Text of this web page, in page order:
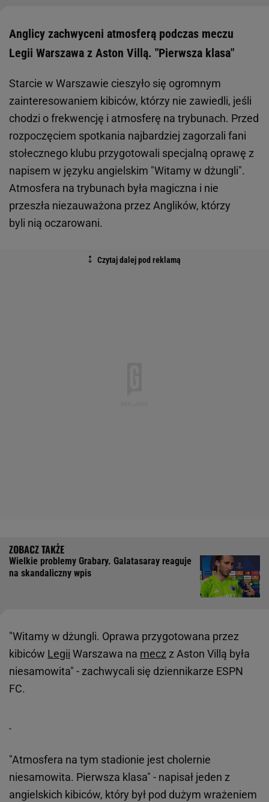
Anglicy zachwyceni atmosferą podczas meczu
Legii Warszawa z Aston Villą. "Pierwsza klasa"
Starcie w Warszawie cieszyło się ogromnym
zainteresowaniem kibiców, którzy nie zawiedli, jeśli
chodzi o frekwencję i atmosferę na trybunach. Przed
rozpoczęciem spotkania najbardziej zagorzali fani
stołecznego klubu przygotowali specjalną oprawę z
napisem w języku angielskim "Witamy w dżungli".
Atmosfera na trybunach była magiczna i nie
przeszła niezauważona przez Anglików, którzy
byli nią oczarowani.
Wielkie problemy Grabary. Galatasaray reaguje
na skandaliczny wpis
"Witamy w dżungli. Oprawa przygotowana przez
kibiców Legii Warszawa na meczz Aston Villą była
niesamowita" - zachwycali się dziennikarze ESPN
FC.
"Atmosfera na tym stadionie jest cholernie
niesamowita. Pierwsza klasa" - napisał jeden z
angielskich kibiców, który był pod dużym wrażeniem